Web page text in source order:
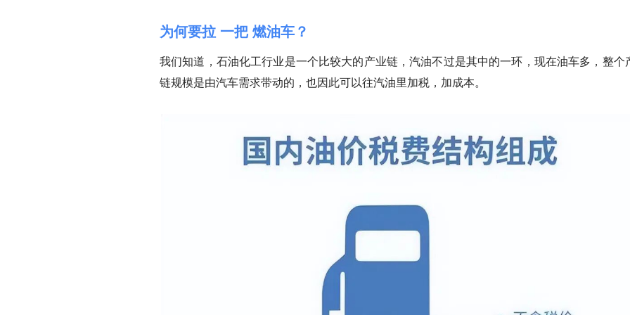
为何要拉 一把 燃油车？
我们知道，石油化工行业是一个比较大的产业链，汽油不过是其中的一环，现在油车多，整个
链规模是由汽车需求带动的，也因此可以往汽油里加税，加成本。